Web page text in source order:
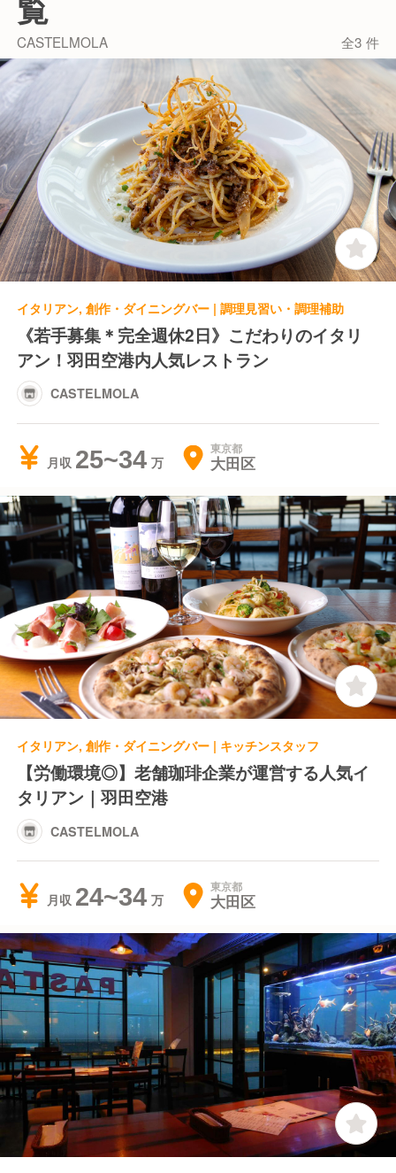
【最高のサービス】
CASTELMOLAは『食事とお酒を楽しむ』をコンセプ
トに、料理だけでなく接客・サービスにもこだわって
います！
そこで当店では、お客様にくつろぎと楽しさを感じて
いただけるよう、"親しみ"のあるお店づくりを心がけ
ています。
そのためホールスタッフは堅苦しいフルサービスでは
なく、お客様に寄り添ったカジュアルな接客をおこな
っています。
CASTELMOLA 全3 件
イタリアン, 創作・ダイニングバー | 調理見習い・調理補助
《若手募集＊完全週休2日》こだわりのイタリ
アン！羽田空港内人気レストラン
CASTELMOLA
月収 25~34 東京都
大田区
イタリアン, 創作・ダイニングバー | キッチンスタッフ
【労働環境◎】老舗珈琲企業が運営する人気イ
タリアン｜羽田空港
CASTELMOLA
月収 24~34 東京都
大田区